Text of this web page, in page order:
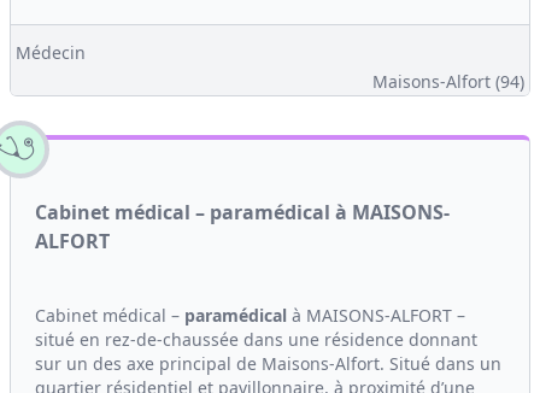
Médecin
Maisons-Alfort (94)
Cabinet médical – paramédical à MAISONS-
ALFORT
Cabinet médical – paramédical à MAISONS-ALFORT –
situé en rez-de-chaussée dans une résidence donnant
sur un des axe principal de Maisons-Alfort. Situé dans un
quartier résidentiel et pavillonnaire, à proximité d’une